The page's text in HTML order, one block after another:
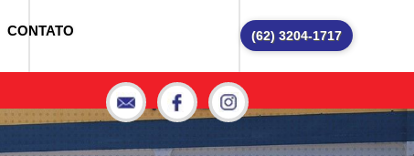
CONTATO (62) 3204-1717